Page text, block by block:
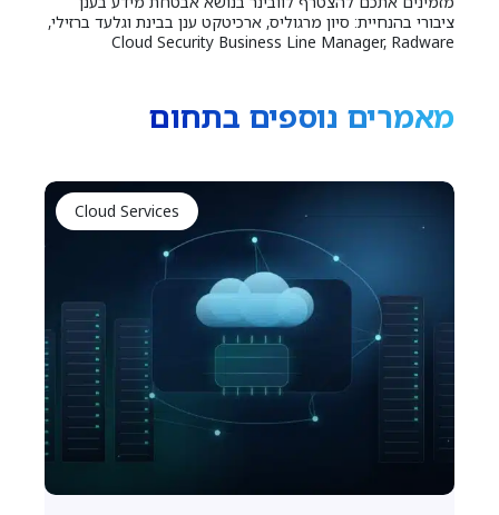
ציבורי בהנחיית: סיון מרגוליס, ארכיטקט ענן בבינת וגלעד ברזילי,
Cloud Security Business Line Manager, Radware
מאמרים נוספים בתחום
Cloud Services